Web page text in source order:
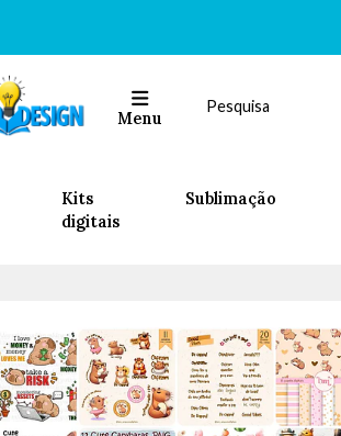
Menu
Kits
digitais
Sublimação